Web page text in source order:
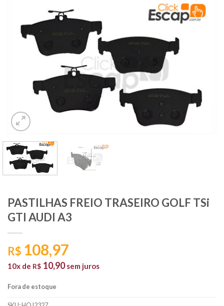
PASTILHAS FREIO TRASEIRO GOLF TSi
GTI AUDI A3
R$ 108,97
10x de R$ 10,90 sem juros
Fora de estoque